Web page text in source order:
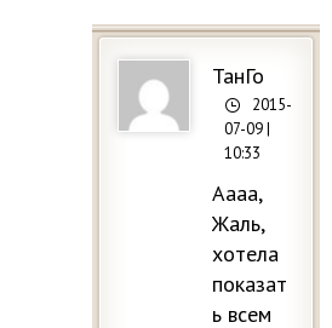
ТанГо
2015-
07-09|
10:33
Аааа,
Жаль,
хотела
показат
ь всем